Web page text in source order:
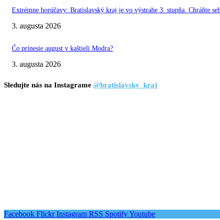
Extrémne horúčavy: Bratislavský kraj je vo výstrahe 3. stupňa. Chráňte
3. augusta 2026
Čo prinesie august v kaštieli Modra?
3. augusta 2026
Sledujte nás na Instagrame @bratislavsky_kraj
Facebook Flickr Instagram RSS SpotifyYoutube